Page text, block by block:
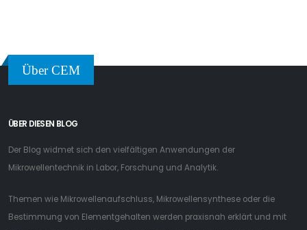
Über CEM
ÜBER DIESEN BLOG
Der Blog widmet sich den vielfältigen Anwendungen der
Mikrowellentechnik in Labor, Forschung und Analytik.
Themen wie Mikrowellenaufschluss, Mikrowellensynthese oder die
Bestimmung von Elementgehalten werden praxisnah erklärt und mit